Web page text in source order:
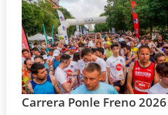
Carrera Ponle Freno 2026